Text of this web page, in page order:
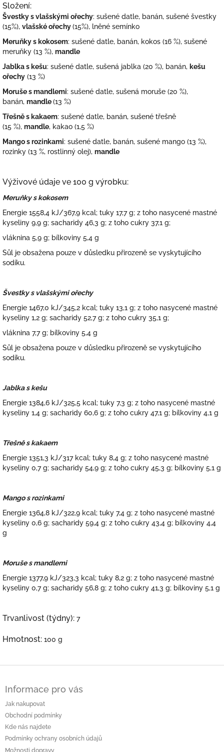
Složení:
Švestky s vlašskými ořechy: sušené datle, banán, sušené švestky
(15%), vlašské ořechy(15%), lněné semínko
Meruňky s kokosem: sušené datle, banán, kokos (16 %), sušené
meruňky (13 %), mandle
Jablka s kešu: sušené datle, sušená jablka (20 %), banán, kešu
ořechy (13 %)
Moruše s mandlemi: sušené datle, sušená moruše (20 %),
banán, mandle(13 %)
Třešně s kakaem: sušené datle, banán, sušené třešně
(15 %), mandle, kakao (1,5 %)
Mango s rozinkami: sušené datle, banán, sušené mango (13 %),
rozinky (13 %, rostlinný olej), mandle
Výživové údaje ve 100 g výrobku:
Meruňky s kokosem
Energie 1558,4 kJ/367,9 kcal; tuky 17,7 g; z toho nasycené mastné
kyseliny 9,9 g; sacharidy 46,3 g; z toho cukry 37,1 g;
vláknina 5,9 g; bílkoviny 5,4 g
Sůl je obsažena pouze v důsledku přirozeně se vyskytujícího
sodíku.
Švestky s vlašskými ořechy
Energie 1467,0 kJ/345,2 kcal; tuky 13,1 g; z toho nasycené mastné
kyseliny 1,2 g; sacharidy 52,7 g; z toho cukry 35,1 g;
vláknina 7,7 g; bílkoviny 5,4 g
Sůl je obsažena pouze v důsledku přirozeně se vyskytujícího
sodíku.
Jablka s kešu
Energie 1384,6 kJ/325,5 kcal; tuky 7,3 g; z toho nasycené mastné
kyseliny 1,4 g; sacharidy 60,6 g; z toho cukry 47,1 g; bílkoviny 4,1 g
Třešně s kakaem
Energie 1351,3 kJ/317 kcal; tuky 8,4 g; z toho nasycené mastné
kyseliny 0,7 g; sacharidy 54,9 g; z toho cukry 45,3 g; bílkoviny 5,1 g
Mango s rozinkami
Energie 1364,8 kJ/322,9 kcal; tuky 7,4 g; z toho nasycené mastné
kyseliny 0,6 g; sacharidy 59,4 g; z toho cukry 43,4 g; bílkoviny 4,4
g
Moruše s mandlemi
Energie 1377,9 kJ/323,3 kcal; tuky 8,2 g; z toho nasycené mastné
kyseliny 0,7 g; sacharidy 56,8 g; z toho cukry 41,3 g; bílkoviny 5,1 g
Trvanlivost (týdny): 7
Hmotnost: 100 g
Informace pro vás
Jak nakupovat
Obchodní podmínky
Kde nás najdete
Podmínky ochrany osobních údajů
Možnosti dopravy